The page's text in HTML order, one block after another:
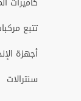
تتبع
أجهزة
سنترالات